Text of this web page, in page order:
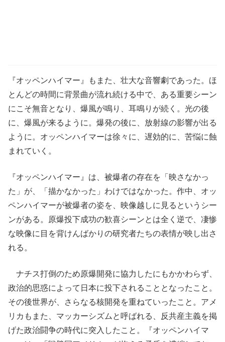
『オッペンハイマー』もまた、壮大な音響劇であった。ほ
とんどの時間に背景曲が流れ続ける中で、ある重要シーン
にこそ無音となり、爆風が鳴り、耳鳴りが続く。光の後
に、爆風が来るように。爆発の後に、放射線の影響が出る
ように。オッペンハイマーは徐々に、遅効的に、苦悩に蝕
まれていく。
『オッペンハイマー』は、被爆者の存在を「映さなかっ
た」が、「描かなかった」わけではなかった。作中、オッ
ペンハイマーが被爆者の姿を、映像越しに見るというシー
ンがある。原爆投下成功の歓喜シーンとは全く逆で、凄惨
な映像に目を背けんばかりの研究者たちの表情が映し出さ
れる。
ナチス打倒のため原爆開発に協力したにもかかわらず、
政治的思惑によって日本に投下されることとなったこと。
その後世界が、さらなる核開発を重ねていったこと。アメ
リカもまた、マッカーシズムと呼ばれる、反共産主義を掲
げた政治闘争の時代に突入したこと。『オッペンハイマ